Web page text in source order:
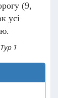
(9,
усі
1